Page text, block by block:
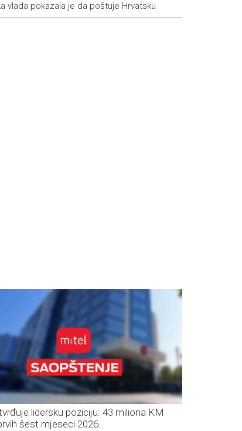
vlada pokazala je da poštuje Hrvatsku
lidersku poziciju: 43 miliona KM
šest mjeseci 2026.